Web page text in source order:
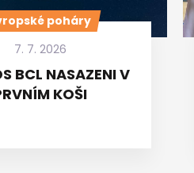
poháry
7. 7. 2026
BCL NASAZENI V
KOŠI